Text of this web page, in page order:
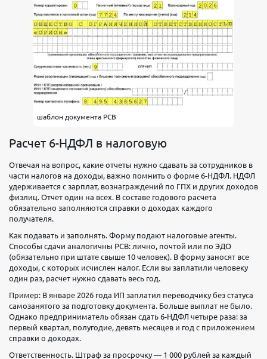
Переводы
физ
лицам
2 млн ₽/
мес
Вывод
наличных
себе
500 000
₽/мес
Выбрать
Безлимит
300
000 ₽/
мес
Выбрать
тариф
4 990 ₽/
мес
юр.
лицам
Безлимит
Переводы
Безлимит
Вывод
500 000
₽/мес
тариф
шаблон документа РСВ
Расчет 6-НДФЛ в налоговую
Отвечая на вопрос, какие отчеты нужно сдавать за сотрудников в
части налогов на доходы, важно помнить о форме 6-НДФЛ. НДФЛ
удерживается с зарплат, вознаграждений по ГПХ и других доходов
физлиц. Отчет один на всех. В составе годового расчета
обязательно заполняются справки о доходах каждого
получателя.
Как подавать и заполнять. Форму подают налоговые агенты.
Способы сдачи аналогичны РСВ: лично, почтой или по ЭДО
(обязательно при штате свыше 10 человек). В форму заносят все
доходы, с которых исчислен налог. Если вы заплатили человеку
один раз, расчет нужно сдавать весь год.
Пример: В январе 2026 года ИП заплатил переводчику без статуса
самозанятого за подготовку документа. Больше выплат не было.
Однако предприниматель обязан сдать 6-НДФЛ четыре раза: за
первый квартал, полугодие, девять месяцев и год с приложением
справки о доходах.
Ответственность. Штраф за просрочку — 1 000 рублей за каждый